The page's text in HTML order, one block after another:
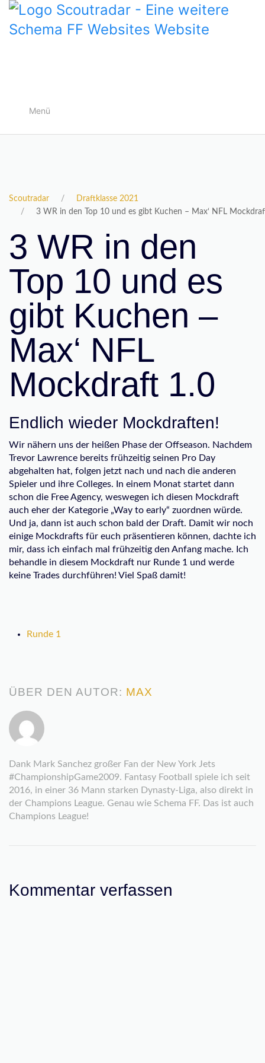
Menü
Scoutradar
Draftklasse 2021
3 WR in den Top 10 und es gibt Kuchen – Max‘ NFL
3 WR in den
Top 10 und es
gibt Kuchen –
Max‘ NFL
Mockdraft 1.0
Endlich wieder Mockdraften!
Wir nähern uns der heißen Phase der Offseason. Nachdem
Trevor Lawrence bereits frühzeitig seinen Pro Day
abgehalten hat, folgen jetzt nach und nach die anderen
Spieler und ihre Colleges. In einem Monat startet dann
schon die Free Agency, weswegen ich diesen Mockdraft
auch eher der Kategorie „Way to early“ zuordnen würde.
Und ja, dann ist auch schon bald der Draft. Damit wir noch
einige Mockdrafts für euch präsentieren können, dachte ich
mir, dass ich einfach mal frühzeitig den Anfang mache. Ich
behandle in diesem Mockdraft nur Runde 1 und werde
keine Trades durchführen! Viel Spaß damit!
Runde 1
ÜBER DEN AUTOR: MAX
Dank Mark Sanchez großer Fan der New York Jets
#ChampionshipGame2009. Fantasy Football spiele ich seit
2016, in einer 36 Mann starken Dynasty-Liga, also direkt in
der Champions League. Genau wie Schema FF. Das ist auch
Champions League!
Kommentar verfassen